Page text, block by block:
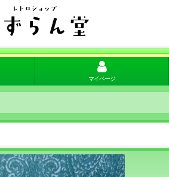
マイページ